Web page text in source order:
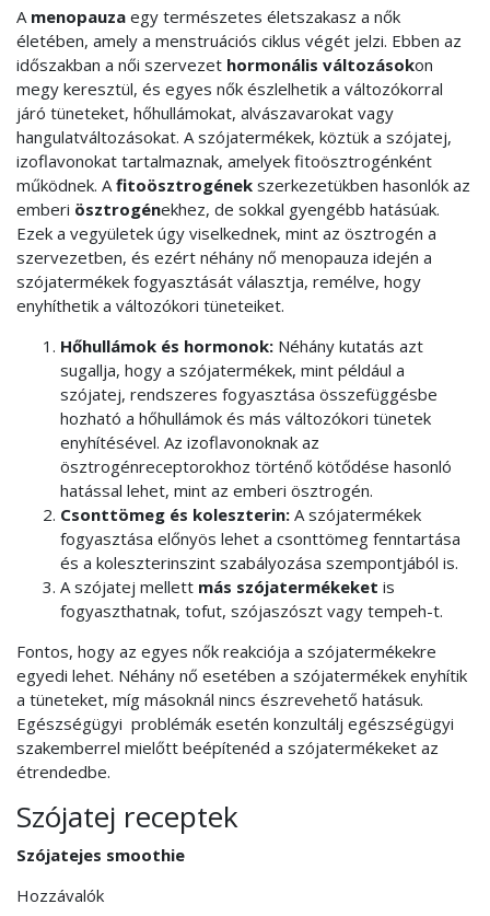
A menopauza egy természetes életszakasz a nők
életében, amely a menstruációs ciklus végét jelzi. Ebben az
időszakban a női szervezet hormonális változásokon
megy keresztül, és egyes nők észlelhetik a változókorral
járó tüneteket, hőhullámokat, alvászavarokat vagy
hangulatváltozásokat. A szójatermékek, köztük a szójatej,
izoflavonokat tartalmaznak, amelyek fitoösztrogénként
működnek. Afitoösztrogének szerkezetükben hasonlók az
emberi ösztrogénekhez, de sokkal gyengébb hatásúak.
Ezek a vegyületek úgy viselkednek, mint az ösztrogén a
szervezetben, és ezért néhány nő menopauza idején a
szójatermékek fogyasztását választja, remélve, hogy
enyhíthetik a változókori tüneteiket.
Hőhullámok és hormonok: Néhány kutatás azt
sugallja, hogy a szójatermékek, mint például a
szójatej, rendszeres fogyasztása összefüggésbe
hozható a hőhullámok és más változókori tünetek
enyhítésével. Az izoflavonoknak az
ösztrogénreceptorokhoz történő kötődése hasonló
hatással lehet, mint az emberi ösztrogén.
Csonttömeg és koleszterin: A szójatermékek
fogyasztása előnyös lehet a csonttömeg fenntartása
és a koleszterinszint szabályozása szempontjából is.
A szójatej mellett más szójatermékeket is
fogyaszthatnak, tofut, szójaszószt vagy tempeh-t.
Fontos, hogy az egyes nők reakciója a szójatermékekre
egyedi lehet. Néhány nő esetében a szójatermékek enyhítik
a tüneteket, míg másoknál nincs észrevehető hatásuk.
Egészségügyi problémák esetén konzultálj egészségügyi
szakemberrel mielőtt beépítenéd a szójatermékeket az
étrendedbe.
Szójatej receptek
Szójatejes smoothie
Hozzávalók